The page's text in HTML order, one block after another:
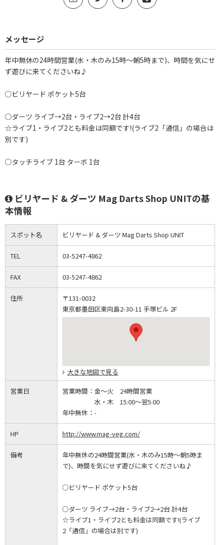
メッセージ
年中無休の24時間営業(水・木のみ15時～朝5時まで)、時間を気にせ
ず遊びに来てくださいね♪
○ビリヤード ポケット5台
○ダーツ ライブ→2台・ライブ2→2台 計4台
☆ライブ1・ライブ2とも料金は同額です!(ライブ2「通信」の場合は
別です)
○タッチライブ 1台 ターボ 1台
ビリヤード & ダーツ Mag Darts Shop UNITの基
本情報
スポット名 ビリヤード & ダーツ Mag Darts Shop UNIT
TEL 03-5247-4862
FAX 03-5247-4862
住所
〒131-0032
東京都墨田区東向島2-30-11 手塚ビル 2F
大きな地図で見る
営業日 営業時間： 金～火 24時間営業
水・木 15:00～翌5:00
年中無休： -
HP http://www.mag-veg.com/
備考
年中無休の24時間営業(水・木のみ15時～朝5時ま
で)、時間を気にせず遊びに来てくださいね♪
○ビリヤード ポケット5台
○ダーツ ライブ→2台・ライブ2→2台 計4台
☆ライブ1・ライブ2とも料金は同額です!(ライブ
2「通信」の場合は別です)